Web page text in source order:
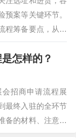
预案等关键环节。
程筹备要点，从市
资金规划到人员配
，帮助新手理清筹
…
怎样的？
招商申请流程展
最终入驻的全环节
备的材料、注意事